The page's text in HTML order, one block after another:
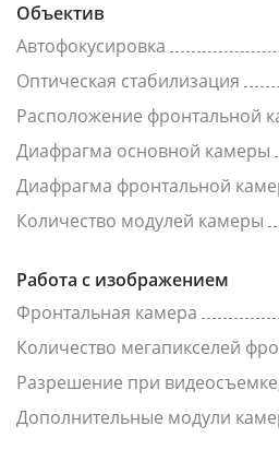
Объектив
Автофокусировка
Оптическая стабилизация
Расположение фронтальной
Диафрагма основной камеры
Диафрагма фронтальной
Количество модулей камеры
Работа с изображением
Фронтальная камера
Количество мегапикселей
Разрешение при
Дополнительные модули